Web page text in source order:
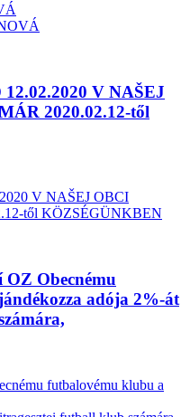
V NAŠEJ
2020.02.12-től
V NAŠEJ OBCI
től KÖZSÉGÜNKBEN
Obecnému
adója 2%-át
futbalovému klubu a